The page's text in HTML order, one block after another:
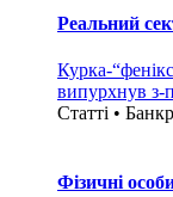
Реальний
Курка-
випурхнув з-
Статті •
Фізичні